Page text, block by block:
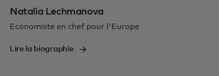
Natalia Lechmanova
Economiste en chef pour l'Europe
Lire la biographie